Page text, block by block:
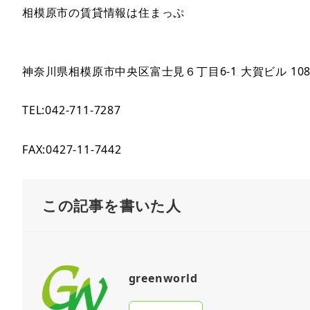
相模原市の賃貸情報は住まっぷ
神奈川県相模原市中央区富士見６丁目6-1 大賀ビル
TEL:042-711-7287
FAX:0427-11-7442
この記事を書いた人
greenworld